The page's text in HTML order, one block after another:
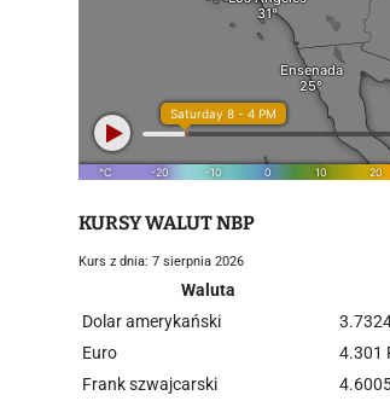
KURSY WALUT NBP
Kurs z dnia: 7 sierpnia 2026
Waluta
Dolar amerykański
Euro
4.301
Frank szwajcarski